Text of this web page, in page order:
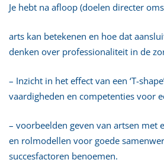
Je hebt na afloop (doelen directer
arts kan betekenen en hoe dat
denken over professionaliteit in de
– Inzicht in het effect van een ‘T-
vaardigheden en competenties voor
– voorbeelden geven van artsen met
en rolmodellen voor goede
succesfactoren benoemen.